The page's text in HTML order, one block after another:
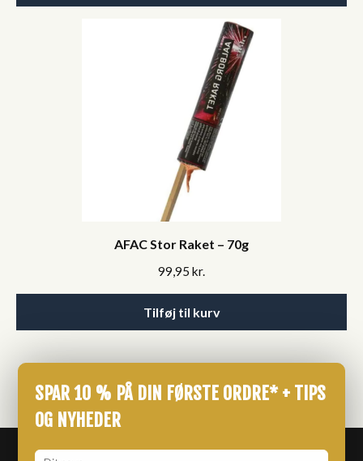
AFAC Stor Raket – 70g
99,95 kr.
Tilføj til kurv
SPAR 10 % PÅ DIN FØRSTE ORDRE* + TIPS
OG NYHEDER